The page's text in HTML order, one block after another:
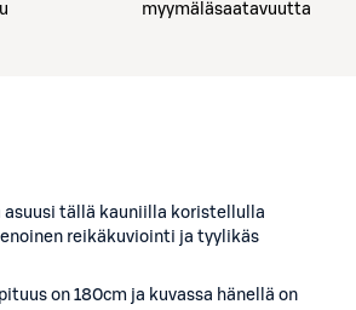
myymäläsaatavuutta
tällä kauniilla koristellulla
reikäkuviointi ja tyylikäs
on 180cm ja kuvassa hänellä on